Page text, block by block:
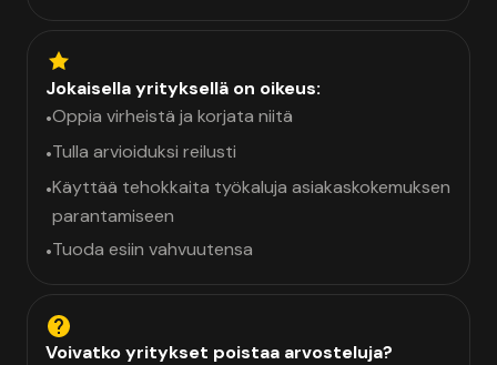
Jokaisella yrityksellä on oikeus:
•Oppia virheistä ja korjata niitä
•Tulla arvioiduksi reilusti
•Käyttää tehokkaita työkaluja asiakaskokemuksen
parantamiseen
•Tuoda esiin vahvuutensa
Voivatko yritykset poistaa arvosteluja?